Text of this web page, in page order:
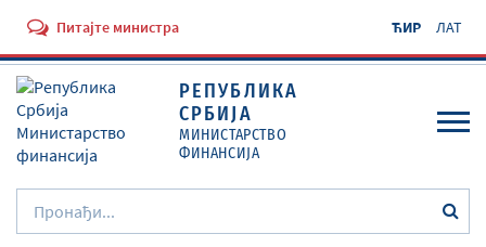
Питајте министра ЋИР ЛАТ
РЕПУБЛИКА
СРБИЈА
МИНИСТАРСТВО
ФИНАНСИЈА